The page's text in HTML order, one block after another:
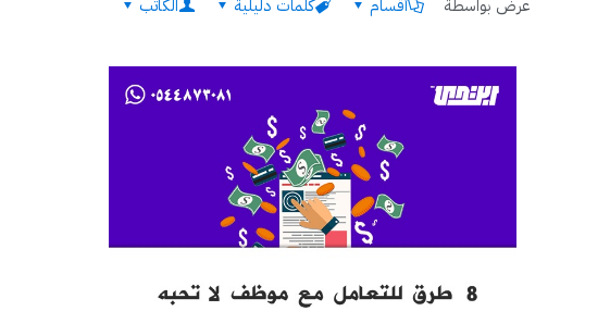
عرض بواسطة أقسام كلمات دليلية الكاتب